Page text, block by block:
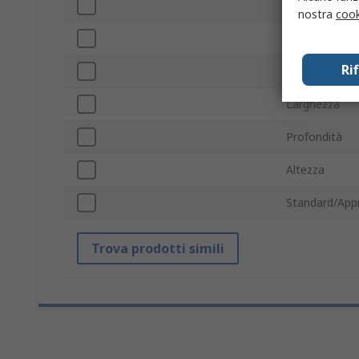
Numero
Larghezza
Profondità
Altezza
Standard/
Trova prodotti simili
nostra